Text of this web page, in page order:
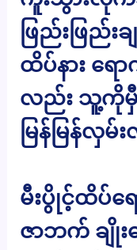
ဖြည်းဖြည်း
ထိပ်နား ရ
လည်း သူ့ကိုမှီ
မြန်မြန်လှ
မီးပွိုင့်ထိပ်
ဇာဘက် ချို